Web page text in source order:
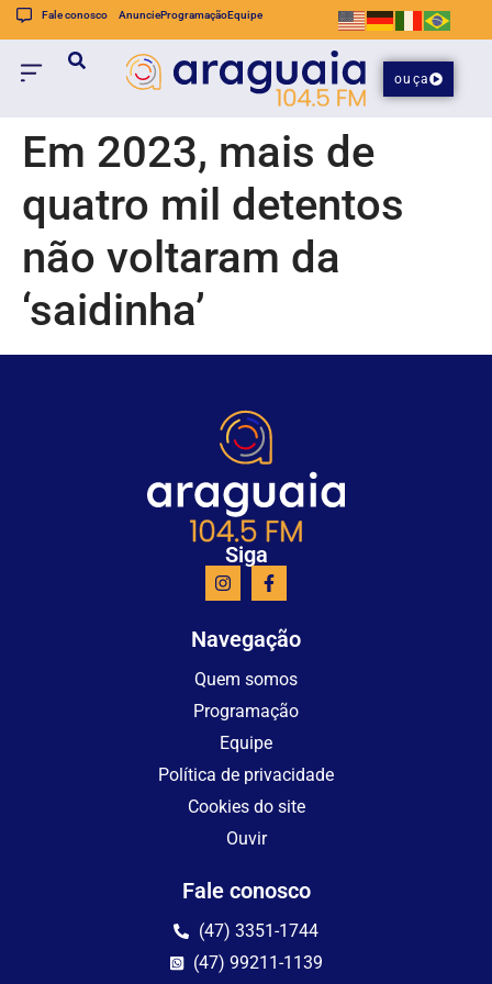
Fale conosco AnuncieProgramaçãoEquipe
ouça
Em 2023, mais de
quatro mil detentos
não voltaram da
‘saidinha’
Siga
Navegação
Quem somos
Programação
Equipe
Política de privacidade
Cookies do site
Ouvir
Fale conosco
(47) 3351-1744
(47) 99211-1139